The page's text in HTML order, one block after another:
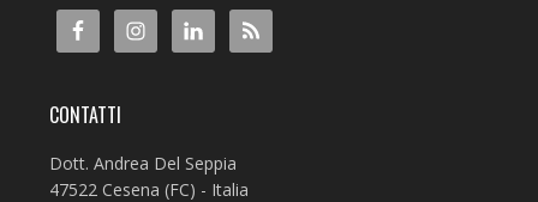
CONTATTI
Dott. Andrea Del Seppia
47522 Cesena (FC) - Italia